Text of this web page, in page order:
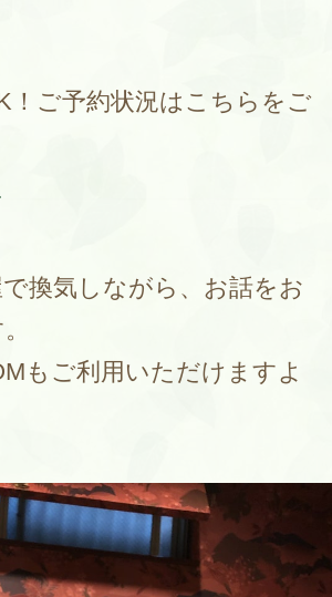
！ご予約状況はこちらをご
換気しながら、お話をお
もご利用いただけますよ